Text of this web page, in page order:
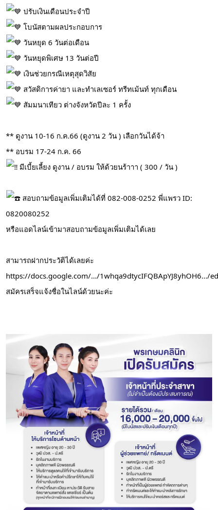
ปรับเงินเดือนประจำปี
โบนัสตามผลประกอบการ
วันหยุด 6 วันต่อเดือน
วันหยุดพิเศษ 13 วันต่อปี
เงินช่วยกรณีเหตุสุดวิสัย
สวัสดิการค่ายา และทำเลเซอร์ ทรีทเม้นท์ ทุกเดือน
สัมมนาเทียว ต่างจังหวัดปีละ 1 ครั้ง
** ดูงาน 10-16 ก.ค.66 (ดูงาน 2 วัน ) เลือกวันได้จ้า
** อบรม 17-24 ก.ค. 66
มีเบี้ยเลี้ยง ดูงาน / อบรม ให้ด้วยนร้าาา ( 300 / วัน )
สอบถามข้อมูลเพิ่มเติมได้ที่ 082-008-0252 พี่แพรว ID:
0820080252
หรือแอดไลน์เข้ามาสอบถามข้อมูลเพิ่มเติมได้เลย
สามารถฝากประวัติได้เลยค่ะ
https://docs.google.com/.../1whqa9dtycIFQBApYJ8yhOH6.../
สมัครเสร็จแจ้งชื่อในไลน์ด้วยนะค่ะ